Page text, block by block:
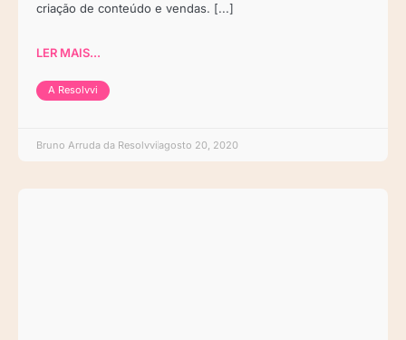
criação de conteúdo e vendas. [...]
LER MAIS...
A Resolvvi
Bruno Arruda da Resolvviagosto 20, 2020